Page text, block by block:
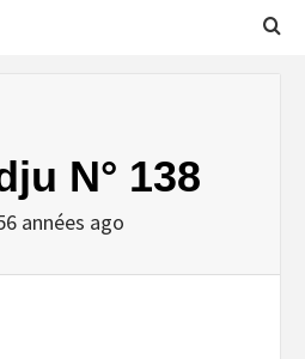
N° 138
années ago